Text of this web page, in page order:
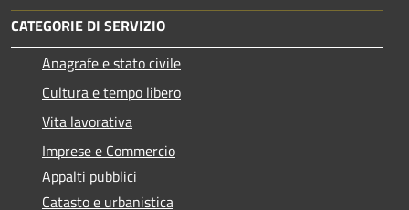
CATEGORIE DI SERVIZIO
Anagrafe e stato civile
Cultura e tempo libero
Vita lavorativa
Imprese e Commercio
Appalti pubblici
Catasto e urbanistica